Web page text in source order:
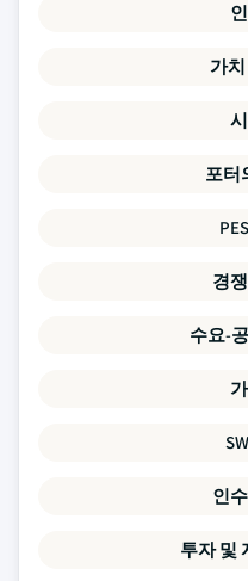
가
포터
경
수요-
인
투자 및